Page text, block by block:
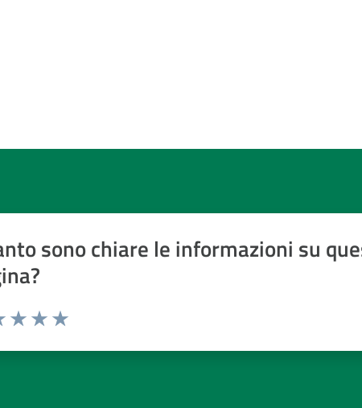
sono chiare le informazioni su
da 1 a 5 stelle